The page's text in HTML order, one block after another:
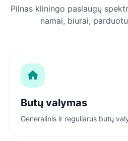
Pilnas kliningo paslaugų
namai, biurai,
Butų valymas
Generalinis ir reguliarus butų